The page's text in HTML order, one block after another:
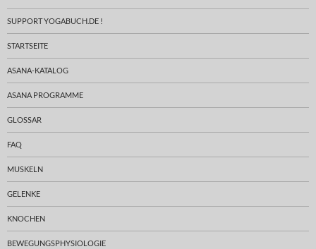
SUPPORT YOGABUCH.DE !
STARTSEITE
ASANA-KATALOG
ASANA PROGRAMME
GLOSSAR
FAQ
MUSKELN
GELENKE
KNOCHEN
BEWEGUNGSPHYSIOLOGIE